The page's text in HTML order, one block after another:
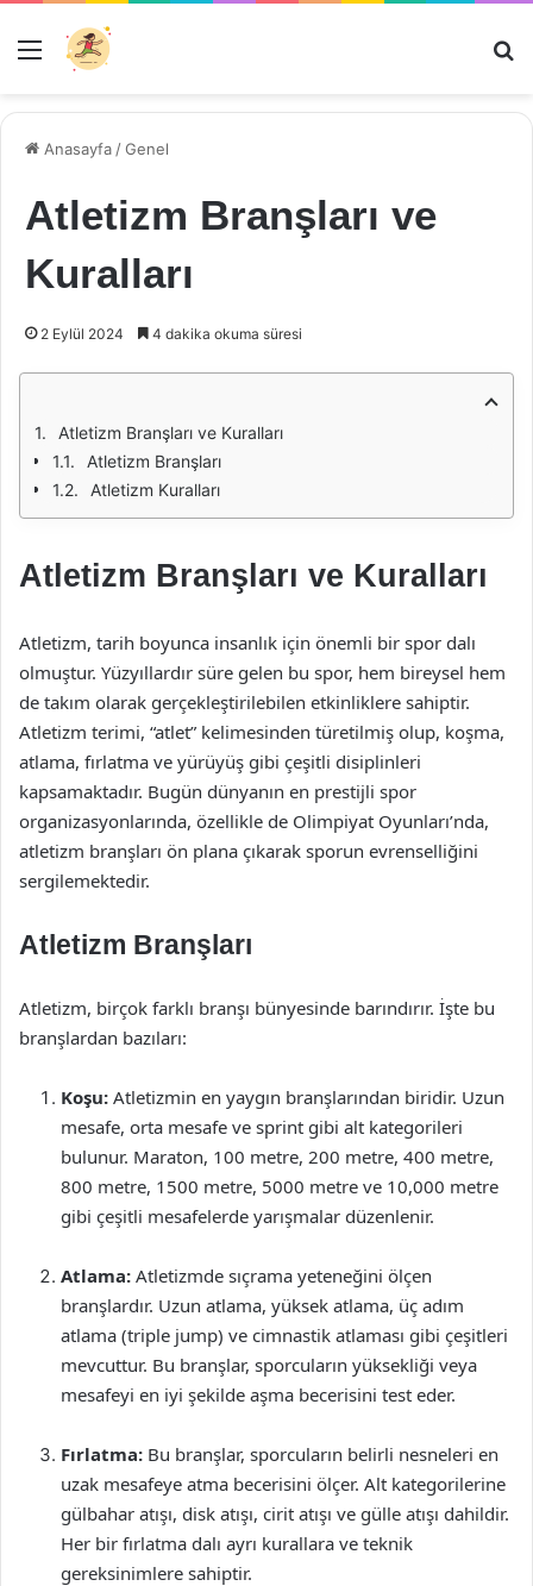
Menü
Anasayfa /Genel
Atletizm Branşları ve
Kuralları
2 Eylül 2024 4 dakika okuma süresi
Atletizm Branşları ve Kuralları
Atletizm Branşları
Atletizm Kuralları
Atletizm Branşları ve Kuralları
Atletizm, tarih boyunca insanlık için önemli bir spor dalı
olmuştur. Yüzyıllardır süre gelen bu spor, hem bireysel hem
de takım olarak gerçekleştirilebilen etkinliklere sahiptir.
Atletizm terimi, “atlet” kelimesinden türetilmiş olup, koşma,
atlama, fırlatma ve yürüyüş gibi çeşitli disiplinleri
kapsamaktadır. Bugün dünyanın en prestijli spor
organizasyonlarında, özellikle de Olimpiyat Oyunları’nda,
atletizm branşları ön plana çıkarak sporun evrenselliğini
sergilemektedir.
Atletizm Branşları
Atletizm, birçok farklı branşı bünyesinde barındırır. İşte bu
branşlardan bazıları:
Koşu: Atletizmin en yaygın branşlarından biridir. Uzun
mesafe, orta mesafe ve sprint gibi alt kategorileri
bulunur. Maraton, 100 metre, 200 metre, 400 metre,
800 metre, 1500 metre, 5000 metre ve 10,000 metre
gibi çeşitli mesafelerde yarışmalar düzenlenir.
Atlama: Atletizmde sıçrama yeteneğini ölçen
branşlardır. Uzun atlama, yüksek atlama, üç adım
atlama (triple jump) ve cimnastik atlaması gibi çeşitleri
mevcuttur. Bu branşlar, sporcuların yüksekliği veya
mesafeyi en iyi şekilde aşma becerisini test eder.
Fırlatma: Bu branşlar, sporcuların belirli nesneleri en
uzak mesafeye atma becerisini ölçer. Alt kategorilerine
gülbahar atışı, disk atışı, cirit atışı ve gülle atışı dahildir.
Her bir fırlatma dalı ayrı kurallara ve teknik
gereksinimlere sahiptir.